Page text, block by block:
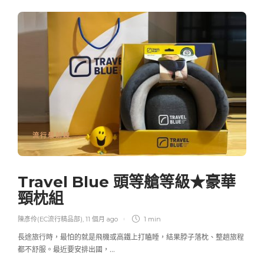
流行最前線
Travel Blue 頭等艙等級★豪華
頸枕組
陳彥伶(EC流行精品部) 11 個月 ago 1 min
長途旅行時，最怕的就是飛機或高鐵上打瞌睡，結果脖子落枕、整趟旅程
都不舒服。最近要安排出國，…